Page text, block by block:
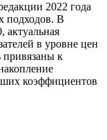
2022 года
подходов. В
в уровне цен
к
коэффициентов